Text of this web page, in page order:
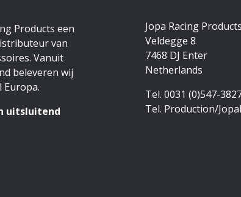
Products een
van
Vanuit
beleveren wij
uitsluitend
Jopa Racing Products
Veldegge 8
7468 DJ Enter
Netherlands
Tel. 0031 (0)547-
Tel. Production/